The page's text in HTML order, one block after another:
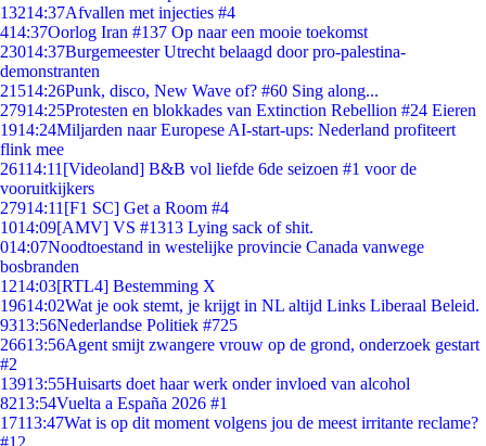
13214:37Afvallen met injecties #4
414:37Oorlog Iran #137 Op naar een mooie toekomst
23014:37Burgemeester Utrecht belaagd door pro-palestina-
demonstranten
21514:26Punk, disco, New Wave of? #60 Sing along...
27914:25Protesten en blokkades van Extinction Rebellion #24 Eieren
1914:24Miljarden naar Europese AI-start-ups: Nederland profiteert
flink mee
26114:11 [Videoland] B&B vol liefde 6de seizoen #1 voor de
vooruitkijkers
27914:11 [F1 SC] Get a Room #4
1014:09[AMV] VS #1313 Lying sack of shit.
014:07Noodtoestand in westelijke provincie Canada vanwege
bosbranden
1214:03[RTL4] Bestemming X
19614:02Wat je ook stemt, je krijgt in NL altijd Links Liberaal Beleid.
9313:56Nederlandse Politiek #725
26613:56Agent smijt zwangere vrouw op de grond, onderzoek gestart
#2
13913:55Huisarts doet haar werk onder invloed van alcohol
8213:54Vuelta a España 2026 #1
17113:47Wat is op dit moment volgens jou de meest irritante reclame?
#12